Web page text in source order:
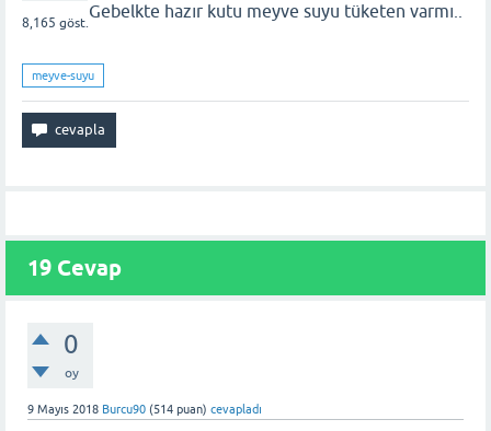
8,165 göst.
Gebelkte hazır kutu meyve suyu tüketen varmı..
meyve-suyu
19 Cevap
0
oy
9 Mayıs 2018 Burcu90 (514 puan) cevapladı